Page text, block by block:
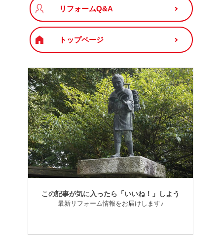
リフォームQ&A
トップページ
この記事が気に入ったら「いいね！」しよう
最新リフォーム情報をお届けします♪